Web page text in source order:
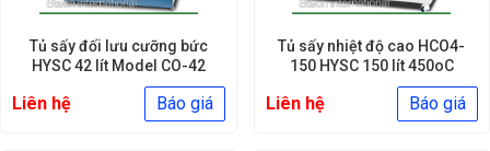
Tủ sấy đối lưu cưỡng bức
HYSC 42 lít Model CO-42
Liên hệ Báo giá
Tủ sấy nhiệt độ cao HCO4-
150 HYSC 150 lít 450oC
Liên hệ Báo giá